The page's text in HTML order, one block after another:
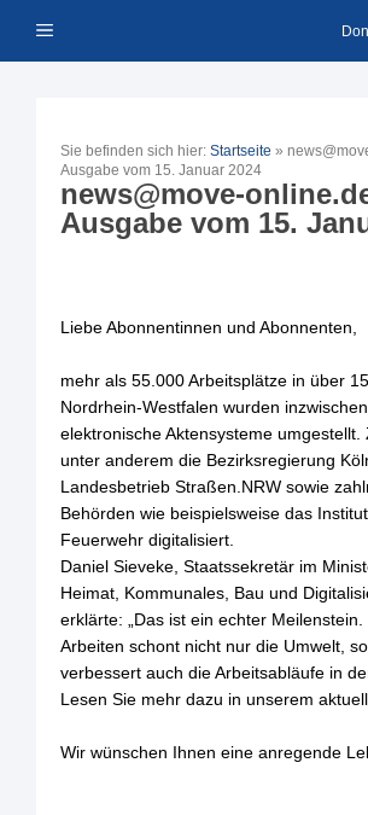
Inhalt Menü
Sie befinden sich hier: Startseite »
Ausgabe vom 15. Januar 2024
news@move-
Ausgabe vom 15.
Liebe Abonnentinnen und Abonnenten,
mehr als 55.000 Arbeitsplätze in über
Nordrhein-Westfalen wurden
elektronische Aktensysteme umgestellt.
unter anderem die Bezirksregierung
Landesbetrieb Straßen.NRW sowie
Behörden wie beispielsweise das
Feuerwehr digitalisiert.
Daniel Sieveke, Staatssekretär im
Heimat, Kommunales, Bau und
erklärte: „Das ist ein echter
Arbeiten schont nicht nur die Umwelt,
verbessert auch die Arbeitsabläufe in
Lesen Sie mehr dazu in unserem
Wir wünschen Ihnen eine anregende